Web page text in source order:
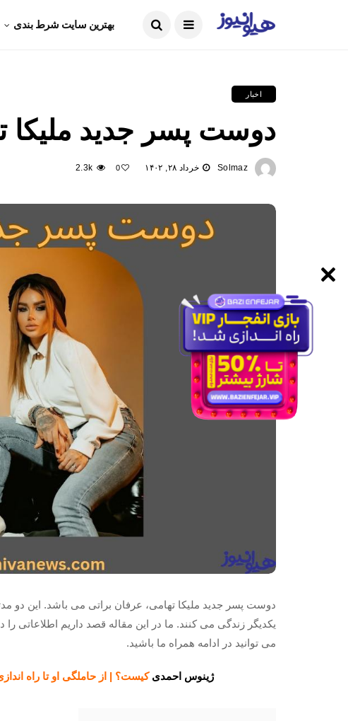
ما را دنبال کنید
بهترین سایت شرط بندی
اخبار
دوست پسر جدید ملیکا
Solmaz خرداد ۲۸, ۱۴۰۲ 0
2.3k
دوست پسر جدید ملیکا تهامی، عرفان براتی می باشد. این دو
یکدیگر زندگی می کنند. ما در این مقاله قصد داریم اطلاعاتی
می توانید در ادامه همراه ما باشید.
ژینوس احمدی کیست؟ | از حاملگی او تا راه